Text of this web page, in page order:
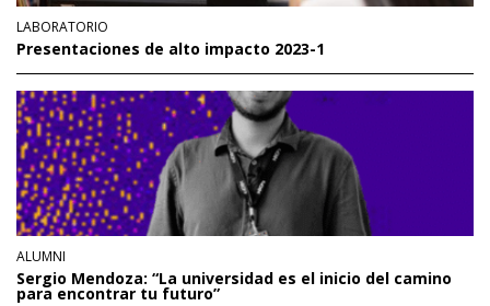
LABORATORIO
Presentaciones de alto impacto 2023-1
ALUMNI
Sergio Mendoza: “La universidad es el inicio del camino
para encontrar tu futuro”